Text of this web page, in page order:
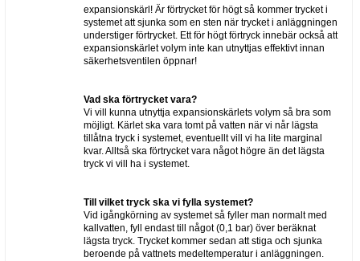
expansionskärl! Är förtrycket för högt så kommer trycket i
systemet att sjunka som en sten när trycket i anläggningen
understiger förtrycket. Ett för högt förtryck innebär också att
expansionskärlet volym inte kan utnyttjas effektivt innan
säkerhetsventilen öppnar!
Vad ska förtrycket vara?
Vi vill kunna utnyttja expansionskärlets volym så bra som
möjligt. Kärlet ska vara tomt på vatten när vi når lägsta
tillåtna tryck i systemet, eventuellt vill vi ha lite marginal
kvar. Alltså ska förtrycket vara något högre än det lägsta
tryck vi vill ha i systemet.
Till vilket tryck ska vi fylla systemet?
Vid igångkörning av systemet så fyller man normalt med
kallvatten, fyll endast till något (0,1 bar) över beräknat
lägsta tryck. Trycket kommer sedan att stiga och sjunka
beroende på vattnets medeltemperatur i anläggningen.